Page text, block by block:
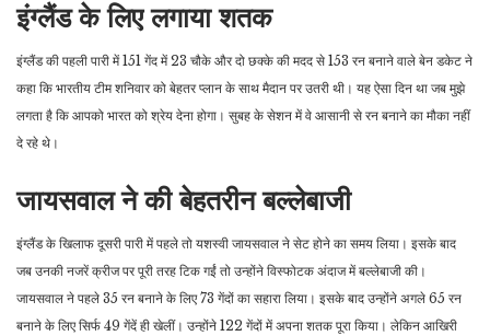
इंग्लैंड के लिए लगाया शतक
इंग्लैंड की पहली पारी में 151 गेंद में 23 चौके और दो छक्के की मदद से 153 रन बनाने वाले बेन डकेट ने
कहा कि भारतीय टीम शनिवार को बेहतर प्लान के साथ मैदान पर उतरी थी। यह ऐसा दिन था जब मुझे
लगता है कि आपको भारत को श्रेय देना होगा। सुबह के सेशन में वे आसानी से रन बनाने का मौका नहीं
दे रहे थे।
जायसवाल ने की बेहतरीन बल्लेबाजी
इंग्लैंड के खिलाफ दूसरी पारी में पहले तो यशस्वी जायसवाल ने सेट होने का समय लिया। इसके बाद
जब उनकी नजरें क्रीज पर पूरी तरह टिक गईं तो उन्होंने विस्फोटक अंदाज में बल्लेबाजी की।
जायसवाल ने पहले 35 रन बनाने के लिए 73 गेंदों का सहारा लिया। इसके बाद उन्होंने अगले 65 रन
बनाने के लिए सिर्फ 49 गेंदें ही खेलीं। उन्होंने 122 गेंदों में अपना शतक पूरा किया। लेकिन आखिरी